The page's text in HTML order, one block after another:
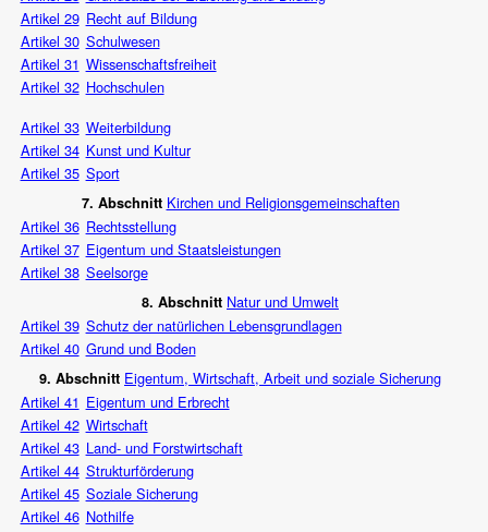
Artikel 29 Recht auf Bildung
Artikel 30 Schulwesen
Artikel 31 Wissenschaftsfreiheit
Artikel 32 Hochschulen
Artikel 33 Weiterbildung
Artikel 34 Kunst und Kultur
Artikel 35 Sport
7. Abschnitt Kirchen und Religionsgemeinschaften
Artikel 36 Rechtsstellung
Artikel 37 Eigentum und Staatsleistungen
Artikel 38 Seelsorge
8. Abschnitt Natur und Umwelt
Artikel 39 Schutz der natürlichen Lebensgrundlagen
Artikel 40 Grund und Boden
9. Abschnitt Eigentum, Wirtschaft, Arbeit und soziale Sicherung
Artikel 41 Eigentum und Erbrecht
Artikel 42 Wirtschaft
Artikel 43 Land- und Forstwirtschaft
Artikel 44 Strukturförderung
Artikel 45 Soziale Sicherung
Artikel 46 Nothilfe